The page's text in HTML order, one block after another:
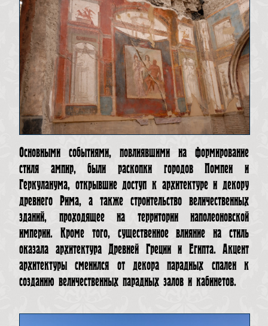
Основными событиями, повлиявшими на формирование
стиля ампир, были раскопки городов Помпеи и
Геркуланума, открывшие доступ к архитектуре и декору
древнего Рима, а также строительство величественных
зданий, проходящее на территории наполеоновской
империи. Кроме того, существенное влияние на стиль
оказала архитектура Древней Греции и Египта. Акцент
архитектуры сменился от декора парадных спален к
созданию величественных парадных залов и кабинетов.